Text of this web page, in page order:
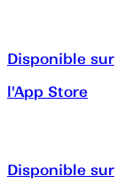
Disponible sur
l'App Store
Disponible sur